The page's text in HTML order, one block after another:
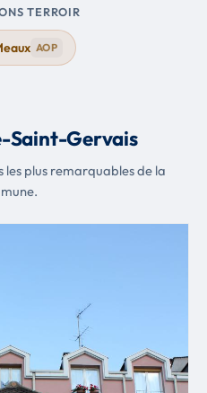
TERROIR
AOP
Saint-Gervais
les plus remarquables de la